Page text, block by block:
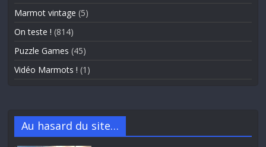
Marmot vintage (5)
On teste ! (814)
Puzzle Games (45)
Vidéo Marmots ! (1)
Au hasard du site…